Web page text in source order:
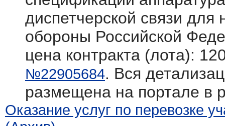
диспетчерской связи
обороны Российской
цена контракта (лота):
№22905684. Вся
размещена на портале в
Оказание услуг по перевозке